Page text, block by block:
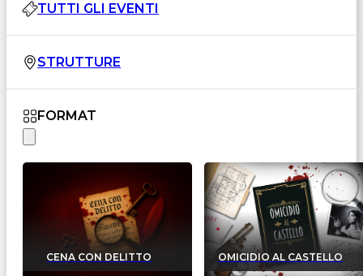
TUTTI GLI EVENTI
STRUTTURE
FORMAT
CENA CON DELITTO OMICIDIO AL CASTELLO